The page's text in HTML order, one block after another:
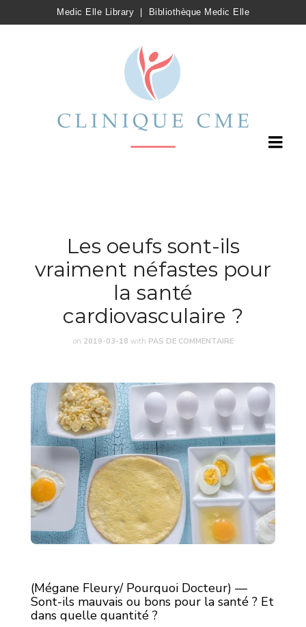
Medic Elle Library Bibliothèque Medic Elle
Les oeufs sont-ils
vraiment néfastes pour
la santé
cardiovasculaire ?
on 2019-03-18 with PAS DE COMMENTAIRE
(Mégane Fleury/ Pourquoi Docteur) —
Sont-ils mauvais ou bons pour la santé ? Et
dans quelle quantité ?